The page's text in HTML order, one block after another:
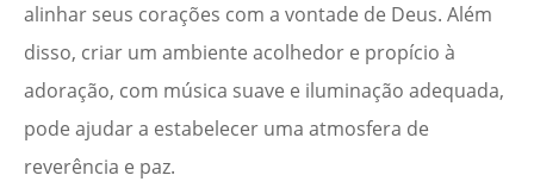
alinhar seus corações com a vontade de Deus. Além
disso, criar um ambiente acolhedor e propício à
adoração, com música suave e iluminação adequada,
pode ajudar a estabelecer uma atmosfera de
reverência e paz.